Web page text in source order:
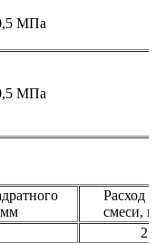
МПа
МПа
мм
Расход
смеси,
2